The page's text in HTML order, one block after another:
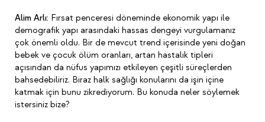
Alim Arlı: Fırsat penceresi döneminde ekonomik yapı ile
demografik yapı arasındaki hassas dengeyi vurgulamanız
çok önemli oldu. Bir de mevcut trend içerisinde yeni doğan
bebek ve çocuk ölüm oranları, artan hastalık tipleri
açısından da nüfus yapımızı etkileyen çeşitli süreçlerden
bahsedebiliriz. Biraz halk sağlığı konularını da işin içine
katmak için bunu zikrediyorum. Bu konuda neler söylemek
istersiniz bize?